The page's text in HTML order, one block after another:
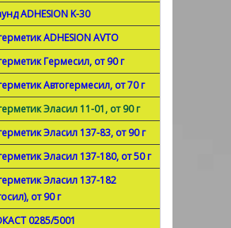
ADHESION K-30
ADHESION AVTO
Гермесил, от 90 г
Автогермесил, от 70 г
Эласил 11-01, от 90 г
Эласил 137-83, от 90 г
Эласил 137-180, от 50 г
Эласил 137-182
от 90 г
0285/5001